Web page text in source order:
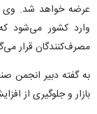
مصرف‌کنندگان قرار
به گفته دبیر
بازار و جلوگیری از